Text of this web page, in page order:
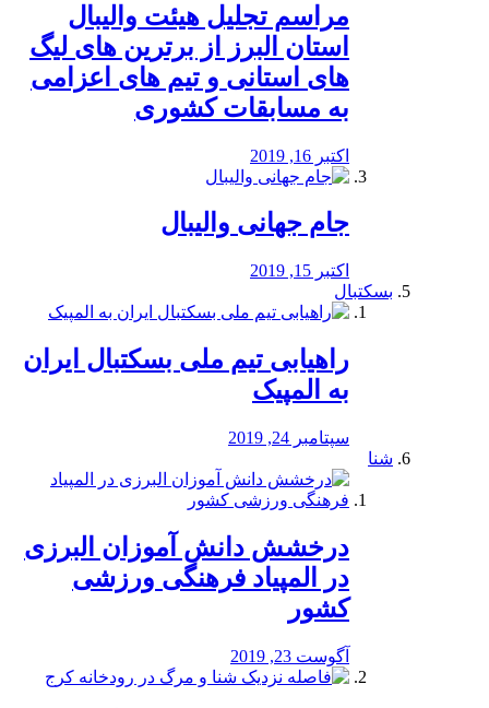
مراسم تجلیل هیئت والیبال
استان البرز از برترین های لیگ
های استانی و تیم های اعزامی
به مسابقات کشوری
اکتبر 16, 2019
جام جهانی والیبال
اکتبر 15, 2019
بسکتبال
راهیابی تیم ملی بسکتبال ایران
به المپیک
سپتامبر 24, 2019
شنا
درخشش دانش آموزان البرزی
در المپیاد فرهنگی ورزشی
کشور
آگوست 23, 2019